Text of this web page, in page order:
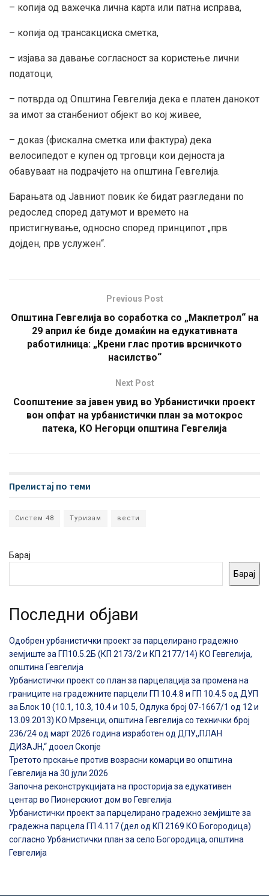
– копија од важечка лична карта или патна исправа,
– копија од трансакциска сметка,
– изјава за давање согласност за користење лични
податоци,
– потврда од Општина Гевгелија дека е платен данокот
за имот за станбениот објект во кој живее,
– доказ (фискална сметка или фактура) дека
велосипедот е купен од трговци кои дејноста ја
обавуваат на подрачјето на општина Гевгелија.
Барањата од Јавниот повик ќе бидат разгледани по
редослед според датумот и времето на
пристигнување, односно според принципот „прв
дојден, прв услужен“.
Previous Post
Општина Гевгелија во соработка со „Макпетрол“ на
29 април ќе биде домаќин на едукативната
работилница: „Крени глас против врсничкото
насилство“
Next Post
Соопштение за јавен увид во Урбанистички проект
вон опфат на урбанистички план за мотокрос
патека, КО Негорци општина Гевгелија
Прелистај по теми
Систем 48 Туризам вести
Барај
Барај
Последни објави
Одобрен урбанистички проект за парцелирано градежно
земјиште за ГП10.5.2Б (КП 2173/2 и КП 2177/14) КО Гевгелија,
општина Гевгелија
Урбанистички проект со план за парцелација за промена на
границите на градежните парцели ГП 10.4.8 и ГП 10.4.5 од ДУП
за Блок 10 (10.1, 10.3, 10.4 и 10.5, Одлука број 07-1667/1 од 12 и
13.09.2013) КО Мрзенци, општина Гевгелија со технички број
236/24 од март 2026 година изработен од ДПУ,,ПЛАН
ДИЗАЈН,“ дооел Скопје
Третото прскање против возрасни комарци во општина
Гевгелија на 30 јули 2026
Започна реконструкцијата на просторија за едукативен
центар во Пионерскиот дом во Гевгелија
Урбанистички проект за парцелирано градежно земјиште за
градежна парцела ГП 4.117 (дел од КП 2169 КО Богородица)
согласно Урбанистички план за село Богородица, општина
Гевгелија